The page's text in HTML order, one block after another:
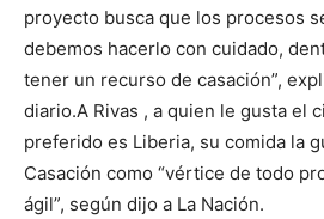
proyecto busca que los procesos
debemos hacerlo con cuidado,
tener un recurso de casación”,
diario.A Rivas , a quien le gusta el
preferido es Liberia, su comida la
Casación como “vértice de todo
ágil”, según dijo a La Nación.